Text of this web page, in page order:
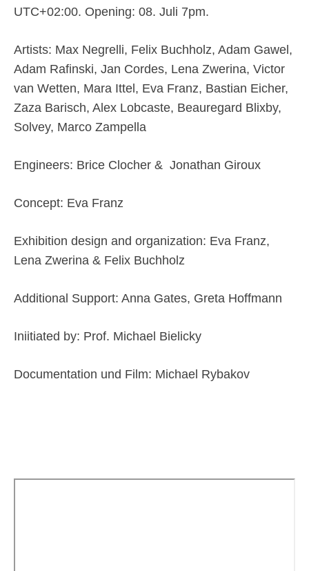
UTC+02:00. Opening: 08. Juli 7pm.
Artists: Max Negrelli, Felix Buchholz, Adam Gawel,
Adam Rafinski, Jan Cordes, Lena Zwerina, Victor
van Wetten, Mara Ittel, Eva Franz, Bastian Eicher,
Zaza Barisch, Alex Lobcaste, Beauregard Blixby,
Solvey, Marco Zampella
Engineers: Brice Clocher & Jonathan Giroux
Concept: Eva Franz
Exhibition design and organization: Eva Franz,
Lena Zwerina & Felix Buchholz
Additional Support: Anna Gates, Greta Hoffmann
Iniitiated by: Prof. Michael Bielicky
Documentation und Film: Michael Rybakov